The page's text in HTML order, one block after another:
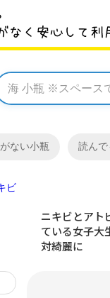
ない小瓶 読んで
ビ
ニキビとアト
ている女子大
対綺麗に